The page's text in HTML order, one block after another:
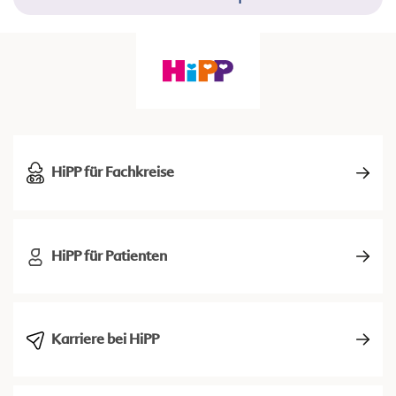
HiPP für Fachkreise
HiPP für Patienten
Karriere bei HiPP